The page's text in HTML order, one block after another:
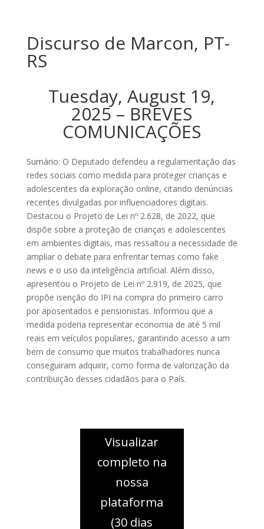
Discurso de Marcon, PT-
RS
Tuesday, August 19,
2025 – BREVES
COMUNICAÇÕES
Sumário: O Deputado defendeu a regulamentação das
redes sociais como medida para proteger crianças e
adolescentes da exploração online, citando denúncias
recentes divulgadas por influenciadores digitais.
Destacou o Projeto de Lei nº 2.628, de 2022, que
dispõe sobre a proteção de crianças e adolescentes
em ambientes digitais, mas ressaltou a necessidade de
ampliar o debate para enfrentar temas como fake
news e o uso da inteligência artificial. Além disso,
apresentou o Projeto de Lei nº 2.919, de 2025, que
propõe isenção do IPI na compra do primeiro carro
por aposentados e pensionistas. Informou que a
medida poderia representar economia de até 5 mil
reais em veículos populares, garantindo acesso a um
bem de consumo que muitos trabalhadores nunca
conseguiram adquirir, como forma de valorização da
contribuição desses cidadãos para o País.
Visualizar
completo na
nossa
plataforma
(30 dias